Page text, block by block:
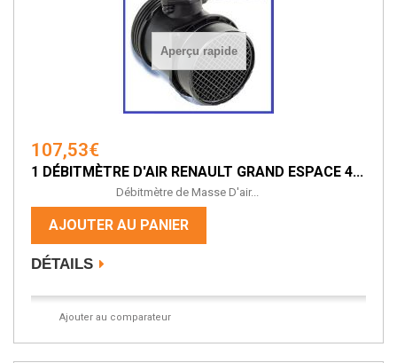
Aperçu rapide
107,53€
1 DÉBITMÈTRE D'AIR RENAULT GRAND ESPACE 4...
Débitmètre de Masse D'air...
AJOUTER AU PANIER
DÉTAILS
Ajouter au comparateur